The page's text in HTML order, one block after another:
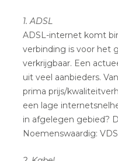
1. ADSL
ADSL-internet komt
verbinding is voor het
verkrijgbaar. Een
uit veel aanbieders.
prima prijs/
een lage
in afgelegen gebied?
Noemenswaardig: